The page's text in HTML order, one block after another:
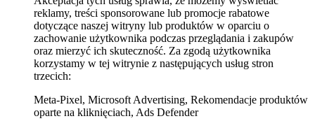
reklamy, treści sponsorowane lub promocje rabatowe
dotyczące naszej witryny lub produktów w oparciu o
zachowanie użytkownika podczas przeglądania i zakupów
oraz mierzyć ich skuteczność. Za zgodą użytkownika
korzystamy w tej witrynie z następujących usług stron
trzecich:
Meta-Pixel, Microsoft Advertising, Rekomendacje produktów
oparte na kliknięciach, Ads Defender